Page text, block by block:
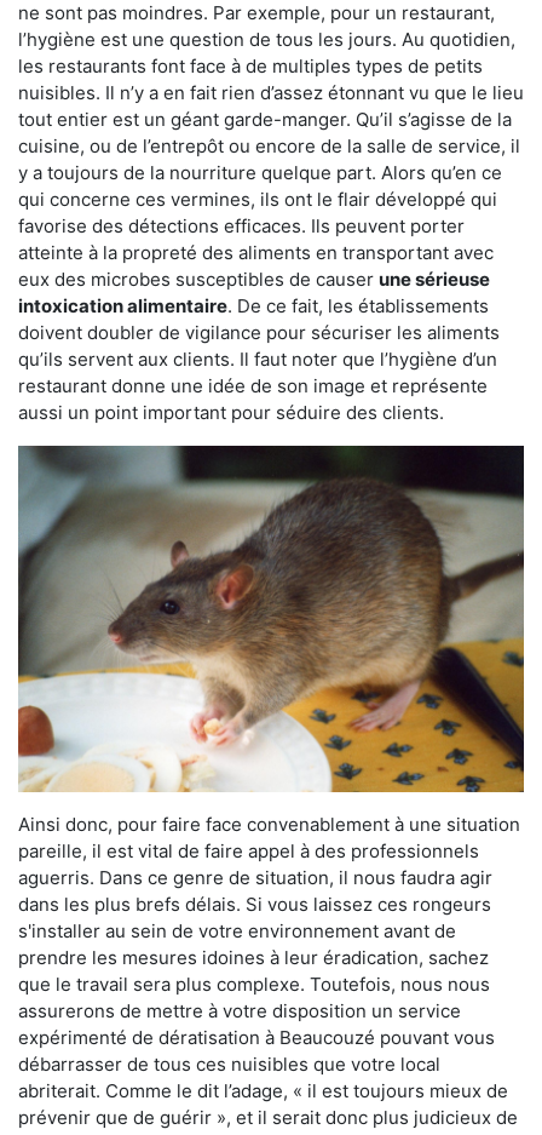
ne sont pas moindres. Par exemple, pour un restaurant,
l’hygiène est une question de tous les jours. Au quotidien,
les restaurants font face à de multiples types de petits
nuisibles. Il n’y a en fait rien d’assez étonnant vu que le lieu
tout entier est un géant garde-manger. Qu’il s’agisse de la
cuisine, ou de l’entrepôt ou encore de la salle de service, il
y a toujours de la nourriture quelque part. Alors qu’en ce
qui concerne ces vermines, ils ont le flair développé qui
favorise des détections efficaces. Ils peuvent porter
atteinte à la propreté des aliments en transportant avec
eux des microbes susceptibles de causer une sérieuse
intoxication alimentaire. De ce fait, les établissements
doivent doubler de vigilance pour sécuriser les aliments
qu’ils servent aux clients. Il faut noter que l’hygiène d’un
restaurant donne une idée de son image et représente
aussi un point important pour séduire des clients.
Ainsi donc, pour faire face convenablement à une situation
pareille, il est vital de faire appel à des professionnels
aguerris. Dans ce genre de situation, il nous faudra agir
dans les plus brefs délais. Si vous laissez ces rongeurs
s'installer au sein de votre environnement avant de
prendre les mesures idoines à leur éradication, sachez
que le travail sera plus complexe. Toutefois, nous nous
assurerons de mettre à votre disposition un service
expérimenté de dératisation à Beaucouzé pouvant vous
débarrasser de tous ces nuisibles que votre local
abriterait. Comme le dit l’adage, « il est toujours mieux de
prévenir que de guérir », et il serait donc plus judicieux de